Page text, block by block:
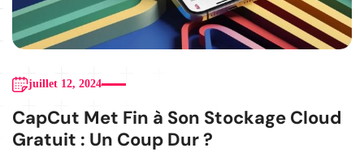
juillet 12, 2024
CapCut Met Fin à Son Stockage Cloud
Gratuit : Un Coup Dur ?